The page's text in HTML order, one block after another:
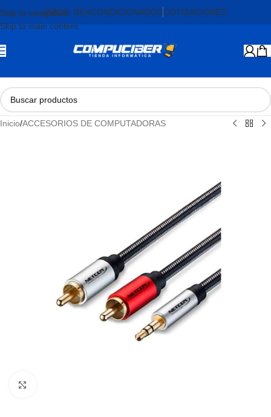
Skip to navigation
Skip to main content
PROD. REACONDICIONADOSCOTIZACIONES
Inicio/ACCESORIOS DE COMPUTADORAS